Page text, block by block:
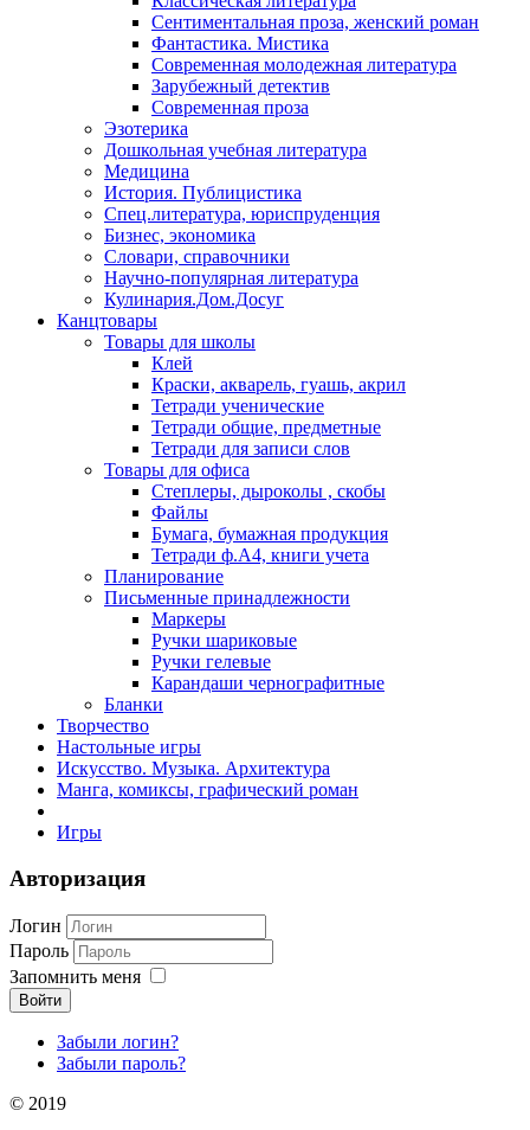
Сентиментальная проза, женский роман
Фантастика. Мистика
Современная молодежная литература
Зарубежный детектив
Современная проза
Эзотерика
Дошкольная учебная литература
Медицина
История. Публицистика
Спец.литература, юриспруденция
Бизнес, экономика
Словари, справочники
Научно-популярная литература
Кулинария.Дом.Досуг
Канцтовары
Товары для школы
Клей
Краски, акварель, гуашь, акрил
Тетради ученические
Тетради общие, предметные
Тетради для записи слов
Товары для офиса
Степлеры, дыроколы , скобы
Файлы
Бумага, бумажная продукция
Тетради ф.А4, книги учета
Планирование
Письменные принадлежности
Маркеры
Ручки шариковые
Ручки гелевые
Карандаши чернографитные
Бланки
Творчество
Настольные игры
Искусство. Музыка. Архитектура
Манга, комиксы, графический роман
Игры
Авторизация
Логин
Пароль
Запомнить меня
Войти
Забыли логин?
Забыли пароль?
© 2019